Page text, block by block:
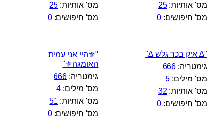
מס' אותיות:25
מס' חיפושים:0
מס' אותיות: 25
מס' חיפושים: 0
"∆ איק בכר גלש ∆"
גימטריה:666
מס' מילים:5
מס' אותיות: 32
מס' חיפושים:0
"⚜️היי אני עמית
האומגה⚜️"
גימטריה: 666
מס' מילים: 4
מס' אותיות: 51
מס' חיפושים: 0